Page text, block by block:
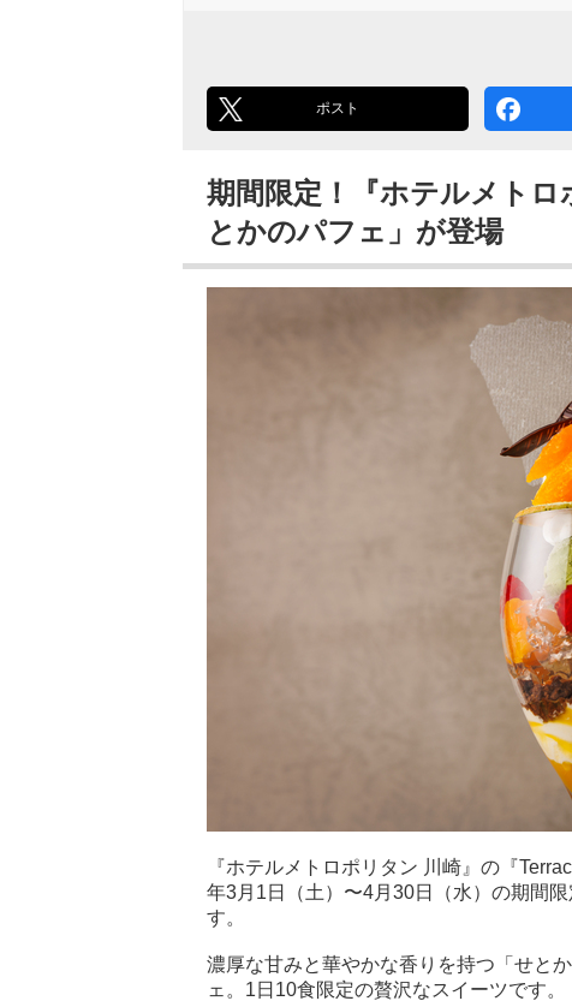
ポスト
期間限定！『ホテルメト
とかのパフェ」が登場
『ホテルメトロポリタン 川崎』の『
年3月1日（土）〜4月30日（水）の期間
す。
濃厚な甘みと華やかな香りを持つ「せと
ェ。1日10食限定の贅沢なスイーツです。